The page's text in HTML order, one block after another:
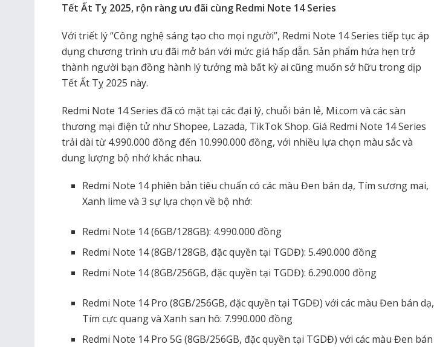
Tết Ất Tỵ 2025, rộn ràng ưu đãi cùng Redmi Note 14 Series
Với triết lý “Công nghệ sáng tạo cho mọi người”, Redmi Note 14 Series tiếp tục áp
dụng chương trình ưu đãi mở bán với mức giá hấp dẫn. Sản phẩm hứa hẹn trở
thành người bạn đồng hành lý tưởng mà bất kỳ ai cũng muốn sở hữu trong dịp
Tết Ất Tỵ 2025 này.
Redmi Note 14 Series đã có mặt tại các đại lý, chuỗi bán lẻ, Mi.com và các sàn
thương mại điện tử như Shopee, Lazada, TikTok Shop. Giá Redmi Note 14 Series
trải dài từ 4.990.000 đồng đến 10.990.000 đồng, với nhiều lựa chọn màu sắc và
dung lượng bộ nhớ khác nhau.
Redmi Note 14 phiên bản tiêu chuẩn có các màu Đen bán dạ, Tím sương mai,
Xanh lime và 3 sự lựa chọn về bộ nhớ:
Redmi Note 14 (6GB/128GB): 4.990.000 đồng
Redmi Note 14 (8GB/128GB, đặc quyền tại TGDĐ): 5.490.000 đồng
Redmi Note 14 (8GB/256GB, đặc quyền tại TGDĐ): 6.290.000 đồng
Redmi Note 14 Pro (8GB/256GB, đặc quyền tại TGDĐ) với các màu Đen bán dạ,
Tím cực quang và Xanh san hô: 7.990.000 đồng
Redmi Note 14 Pro 5G (8GB/256GB, đặc quyền tại TGDĐ) với các màu Đen bán